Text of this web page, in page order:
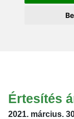
Értesítés
2021. március.